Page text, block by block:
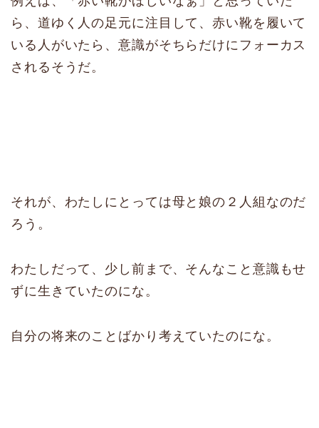
ら、道ゆく人の足元に注目して、赤い靴を履いて
いる人がいたら、意識がそちらだけにフォーカス
されるそうだ。
それが、わたしにとっては母と娘の２人組なのだ
ろう。
わたしだって、少し前まで、そんなこと意識もせ
ずに生きていたのにな。
自分の将来のことばかり考えていたのにな。